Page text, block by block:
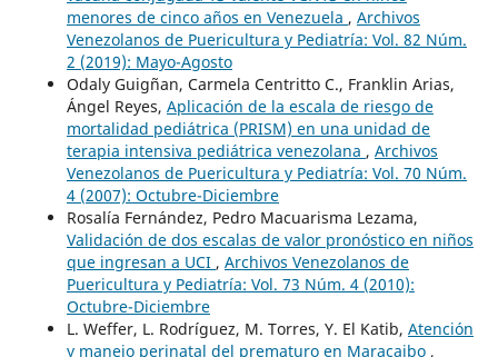
menores de cinco años en Venezuela , Archivos
Venezolanos de Puericultura y Pediatría: Vol. 82 Núm.
2 (2019): Mayo-Agosto
Odaly Guigñan, Carmela Centritto C., Franklin Arias,
Ángel Reyes, Aplicación de la escala de riesgo de
mortalidad pediátrica (PRISM) en una unidad de
terapia intensiva pediátrica venezolana , Archivos
Venezolanos de Puericultura y Pediatría: Vol. 70 Núm.
4 (2007): Octubre-Diciembre
Rosalía Fernández, Pedro Macuarisma Lezama,
Validación de dos escalas de valor pronóstico en niños
que ingresan a UCI , Archivos Venezolanos de
Puericultura y Pediatría: Vol. 73 Núm. 4 (2010):
Octubre-Diciembre
L. Weffer, L. Rodríguez, M. Torres, Y. El Katib, Atención
y manejo perinatal del prematuro en Maracaibo ,